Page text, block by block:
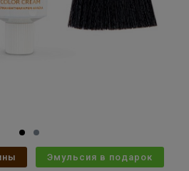
Эмульсия в подарок